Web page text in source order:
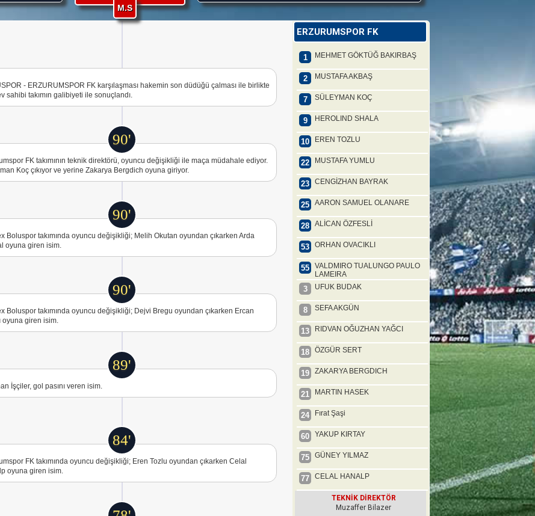
M.S
- ERZURUMSPOR FK karşılaşması hakemin son düdüğü çalması ile birlikte
sahibi takımın galibiyeti ile sonuçlandı.
90'
FK takımının teknik direktörü, oyuncu değişikliği ile maça müdahale ediyor.
Koç çıkıyor ve yerine Zakarya Bergdich oyuna giriyor.
90'
Boluspor takımında oyuncu değişikliği; Melih Okutan oyundan çıkarken Arda
oyuna giren isim.
90'
Boluspor takımında oyuncu değişikliği; Dejvi Bregu oyundan çıkarken Ercan
oyuna giren isim.
89'
İşçiler, gol pasını veren isim.
84'
FK takımında oyuncu değişikliği; Eren Tozlu oyundan çıkarken Celal
oyuna giren isim.
ERZURUMSPOR FK
1 MEHMET GÖKTÜĞ BAKIRBAŞ
2 MUSTAFA AKBAŞ
7 SÜLEYMAN KOÇ
9 HEROLIND SHALA
10 EREN TOZLU
22 MUSTAFA YUMLU
23 CENGİZHAN BAYRAK
25 AARON SAMUEL OLANARE
28 ALİCAN ÖZFESLİ
53 ORHAN OVACIKLI
55
VALDMIRO TUALUNGO PAULO
LAMEIRA
3 UFUK BUDAK
8 SEFA AKGÜN
13 RIDVAN OĞUZHAN YAĞCI
18 ÖZGÜR SERT
19 ZAKARYA BERGDICH
21 MARTIN HASEK
24 Fırat Şaşi
60 YAKUP KIRTAY
75 GÜNEY YILMAZ
77 CELAL HANALP
TEKNİK DİREKTÖR
Muzaffer Bilazer